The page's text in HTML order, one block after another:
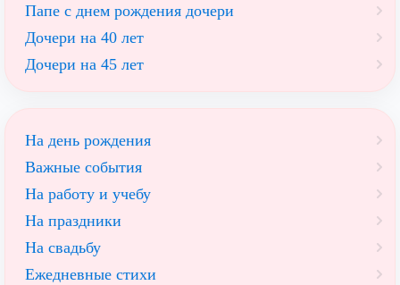
Папе с днем рождения дочери
Дочери на 40 лет
Дочери на 45 лет
На день рождения
Важные события
На работу и учебу
На праздники
На свадьбу
Ежедневные стихи